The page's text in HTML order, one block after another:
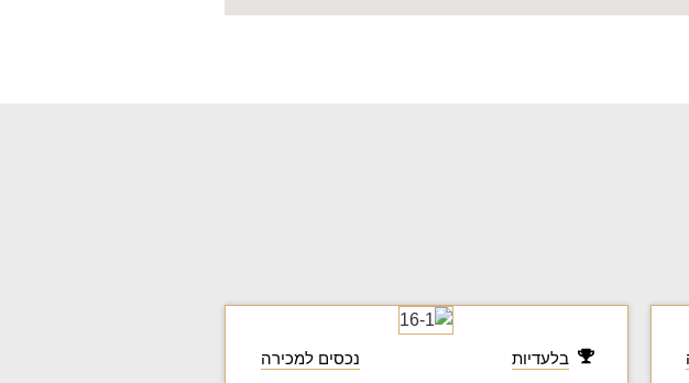
בלעדיות נכסים למכירה